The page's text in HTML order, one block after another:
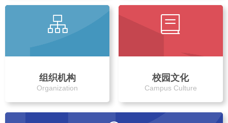
组织机构
Organization
校园文化
Campus Culture